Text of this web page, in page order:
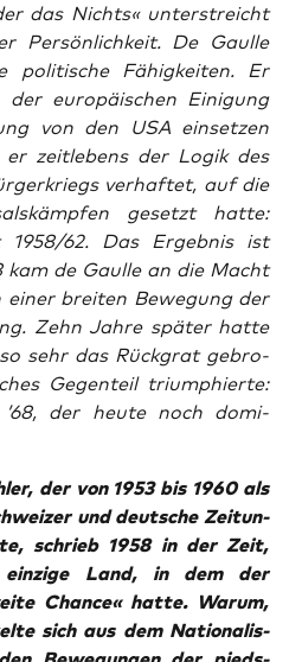
das Nichts« unter­streicht
Per­sön­lich­keit. De Gaul­le
poli­ti­sche Fähig­kei­ten. Er
euro­päi­schen Eini­gung
von den USA ein­set­zen
zeit­le­bens der Logik des
ver­haf­tet, auf die
gesetzt hat­te:
1958/62. Das Ergeb­nis ist
kam de Gaul­le an die Macht
einer brei­ten Bewe­gung der
Zehn Jah­re spä­ter hat­te
sehr das Rück­grat gebro­
Gegen­teil tri­um­phier­te:
der heu­te noch domi­
der von 1953 bis 1960 als
und deut­sche Zei­tun­
schrieb 1958 in der Zeit,
Land, in dem der
Chan­ce« hat­te. War­um,
sich aus dem Natio­na­lis­